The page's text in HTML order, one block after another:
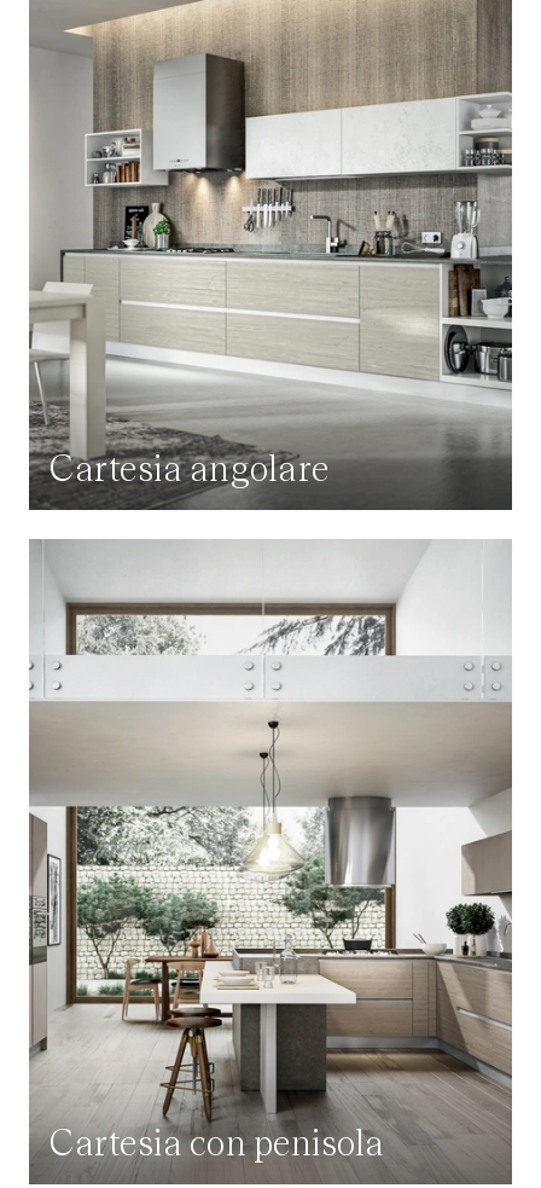
Cartesia angolare
Cartesia con penisola